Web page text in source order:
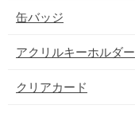
缶バッジ
アクリルキーホルダー
クリアカード